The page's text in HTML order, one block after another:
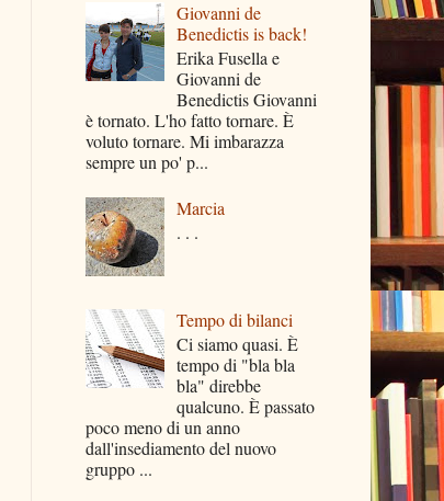
Giovanni de
Benedictis is back!
Erika Fusella e
Giovanni de
Benedictis Giovanni
è tornato. L'ho fatto tornare. È
voluto tornare. Mi imbarazza
sempre un po' p...
Marcia
. . .
Tempo di bilanci
Ci siamo quasi. È
tempo di "bla bla
bla" direbbe
qualcuno. È passato
poco meno di un anno
dall'insediamento del nuovo
gruppo ...